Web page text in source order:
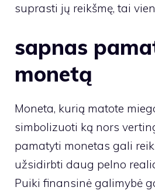
suprasti jų reikšmę, tai
sapnas
monetą
Moneta, kurią matote
simbolizuoti ką nors
pamatyti monetas gali
užsidirbti daug pelno
Puiki finansinė galimybė